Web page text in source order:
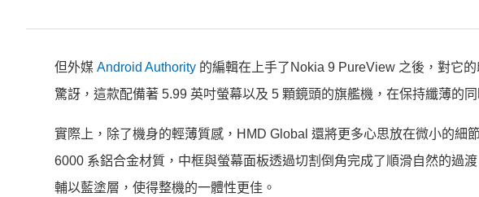
但外媒 Android Authority 的編輯在上手了Nokia 9 PureView 之後，對它
驚訝，這款配備著 5.99 英吋螢幕以及 5 顆鏡頭的旗艦機，在保持纖薄的
實際上，除了機身的輕薄質感，HMD Global 還將更多心思放在微小的細
6000 系鋁合金材質，中框與螢幕面板透過切割倒角完成了順滑自然的過
輔以藍塗層，使得整機的一體性更佳。